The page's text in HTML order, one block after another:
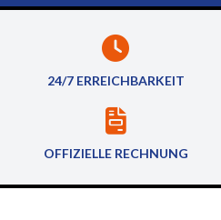
24/7 ERREICHBARKEIT
OFFIZIELLE RECHNUNG